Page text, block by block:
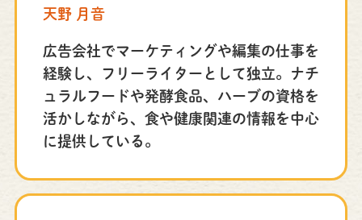
天野 月音
広告会社でマーケティングや編集の仕事を
経験し、フリーライターとして独立。ナチ
ュラルフードや発酵食品、ハーブの資格を
活かしながら、食や健康関連の情報を中心
に提供している。